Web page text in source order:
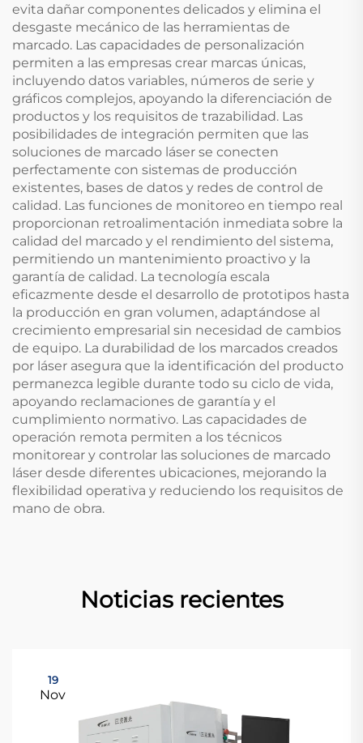
evita dañar componentes delicados y elimina el
desgaste mecánico de las herramientas de
marcado. Las capacidades de personalización
permiten a las empresas crear marcas únicas,
incluyendo datos variables, números de serie y
gráficos complejos, apoyando la diferenciación de
productos y los requisitos de trazabilidad. Las
posibilidades de integración permiten que las
soluciones de marcado láser se conecten
perfectamente con sistemas de producción
existentes, bases de datos y redes de control de
calidad. Las funciones de monitoreo en tiempo real
proporcionan retroalimentación inmediata sobre la
calidad del marcado y el rendimiento del sistema,
permitiendo un mantenimiento proactivo y la
garantía de calidad. La tecnología escala
eficazmente desde el desarrollo de prototipos hasta
la producción en gran volumen, adaptándose al
crecimiento empresarial sin necesidad de cambios
de equipo. La durabilidad de los marcados creados
por láser asegura que la identificación del producto
permanezca legible durante todo su ciclo de vida,
apoyando reclamaciones de garantía y el
cumplimiento normativo. Las capacidades de
operación remota permiten a los técnicos
monitorear y controlar las soluciones de marcado
láser desde diferentes ubicaciones, mejorando la
flexibilidad operativa y reduciendo los requisitos de
mano de obra.
Noticias recientes
19
Nov